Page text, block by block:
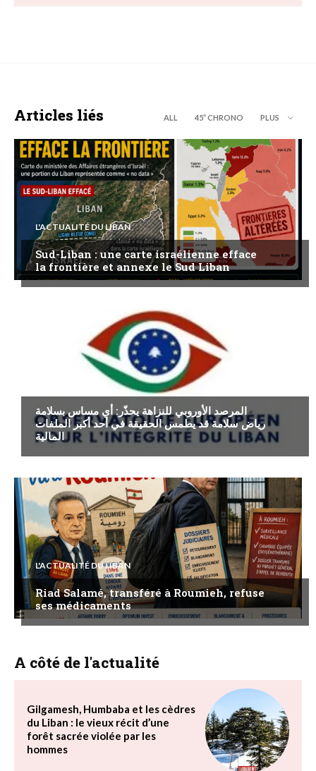
Articles liés ALL 45’’ CHRONO PLUS
L'ACTUALITÉ DU LIBAN
Sud-Liban : une carte israélienne efface
la frontière et annexe le Sud Liban
المرصد الأوروبي للنزاهة يحذّر: أي مساس بسلامة
رياض سلامة قد يطمس الحقيقة في أحد أكبر الملفات
المالية
L'ACTUALITÉ DU LIBAN
Riad Salamé, transféré à Roumieh, refuse
ses médicaments
A côté de l'actualité
Gilgamesh, Humbaba et les cèdres
du Liban : le vieux récit d’une
forêt sacrée violée par les
hommes